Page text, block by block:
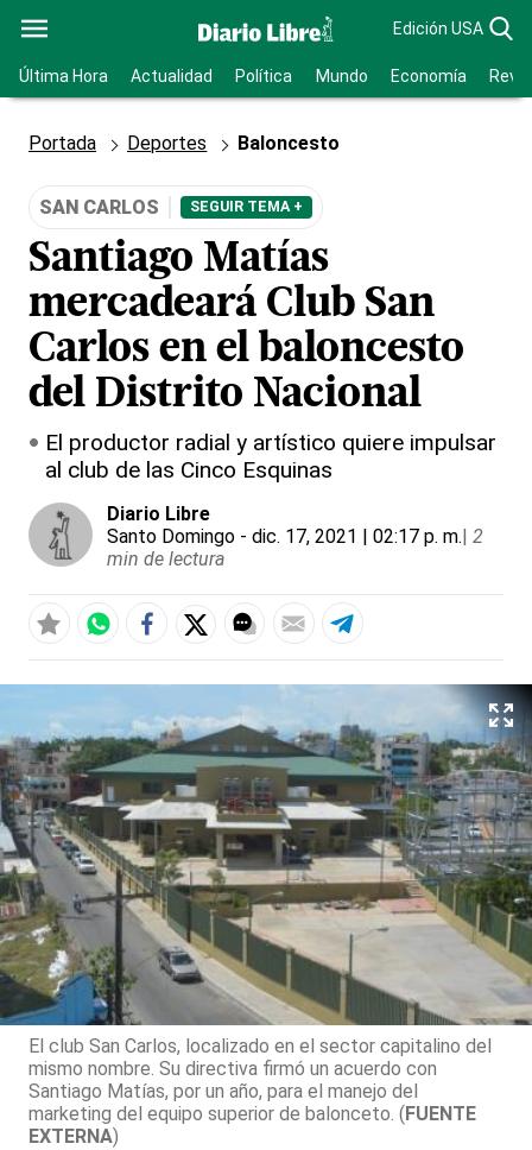
Edición USA
Última Hora Actualidad Política Mundo Economía
Portada Deportes Baloncesto
SAN CARLOS SEGUIR TEMA +
Santiago Matías
mercadeará Club San
Carlos en el baloncesto
del Distrito Nacional
El productor radial y artístico quiere impulsar
al club de las Cinco Esquinas
Diario Libre
Santo Domingo - dic. 17, 2021 | 02:17 p. m.| 2
min de lectura
El club San Carlos, localizado en el sector capitalino del
mismo nombre. Su directiva firmó un acuerdo con
Santiago Matías, por un año, para el manejo del
marketing del equipo superior de balonceto. (FUENTE
EXTERNA)